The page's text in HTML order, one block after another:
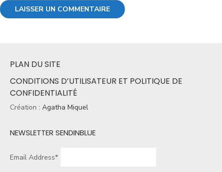
PLAN DU SITE
CONDITIONS D’UTILISATEUR ET POLITIQUE DE
CONFIDENTIALITÉ
Création : Agatha Miquel
NEWSLETTER SENDINBLUE
Email Address*